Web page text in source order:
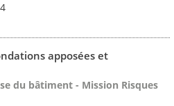
apposées et
du bâtiment - Mission Risques